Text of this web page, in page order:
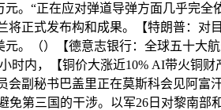
元。“正在应对弹道导弹方面几乎完
将正式发布构和成果。【特朗普：对
元。（）【德意志银行：全球五十大
时内，【铜价大涨近10% AI带火铜
会副秘书巴盖里正在莫斯科会见阿富
免第三国的干涉。以军26日对黎南